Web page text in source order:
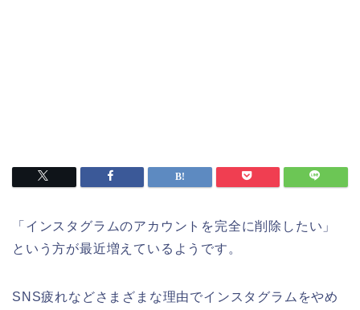
「インスタグラムのアカウントを完全に削除したい」
という方が最近増えているようです。
SNS疲れなどさまざまな理由でインスタグラムをやめ